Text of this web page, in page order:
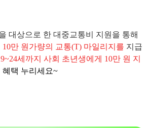
대상으로 한 대중교통비 지원을 통해
10만 원가량의 교통(T) 마일리지를 지급
세까지 사회 초년생에게 10만 원 지
혜택 누리세요~